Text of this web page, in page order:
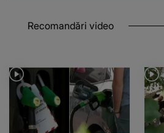
Recomandări video